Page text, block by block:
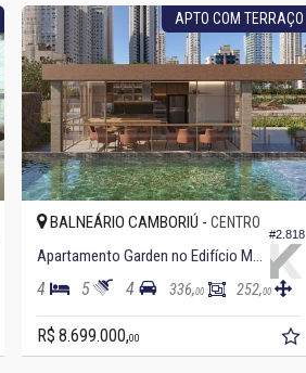
APTO COM TERRAÇO
#2.818
BALNEÁRIO CAMBORIÚ - CENTRO
Apartamento Garden no Edifício Marena
4 5 4 336,00 252,00
R$ 8.699.000,00